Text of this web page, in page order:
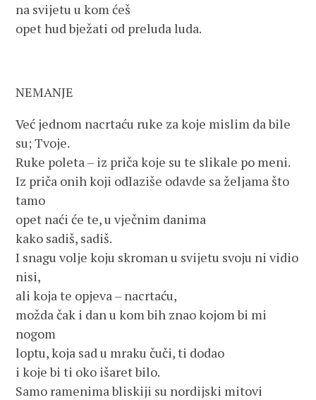
na svijetu u kom ćeš
opet hud bježati od preluda luda.
NEMANJE
Već jednom nacrtaću ruke za koje mislim da bile
su; Tvoje.
Ruke poleta – iz priča koje su te slikale po meni.
Iz priča onih koji odlaziše odavde sa željama što
tamo
opet naći će te, u vječnim danima
kako sadiš, sadiš.
I snagu volje koju skroman u svijetu svoju ni vidio
nisi,
ali koja te opjeva – nacrtaću,
možda čak i dan u kom bih znao kojom bi mi
nogom
loptu, koja sad u mraku čuči, ti dodao
i koje bi ti oko išaret bilo.
Samo ramenima bliskiji su nordijski mitovi